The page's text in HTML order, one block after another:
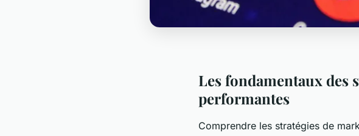
Les fondamentaux des
performantes
Comprendre les stratégies de